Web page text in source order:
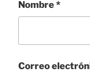
Nombre*
Correo